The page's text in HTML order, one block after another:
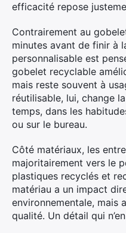
efficacité repose
Contrairement au
minutes avant de finir à
personnalisable est
gobelet recyclable
mais reste souvent à
réutilisable, lui, change
temps, dans les
ou sur le bureau.
Côté matériaux, les
majoritairement vers le
plastiques recyclés et
matériau a un impact
environnementale, mais
qualité. Un détail qui